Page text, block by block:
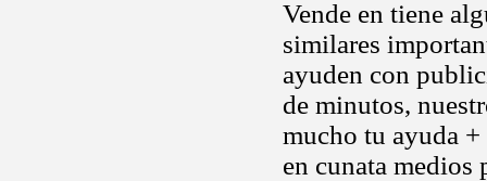
Vende en tiene
similares
ayuden con
de minutos,
mucho tu ayuda
en cunata